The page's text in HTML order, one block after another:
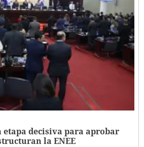
etapa decisiva para aprobar
la ENEE